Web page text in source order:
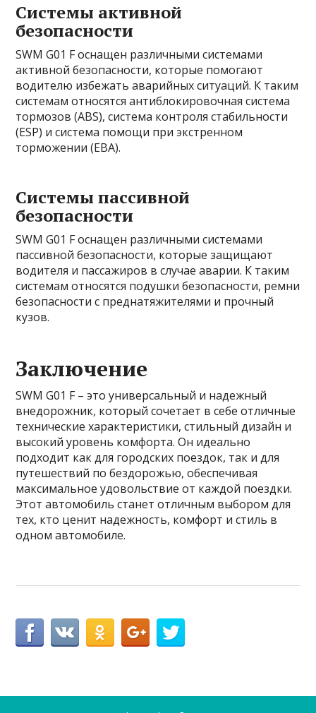
Системы активной
безопасности
SWM G01 F оснащен различными системами
активной безопасности, которые помогают
водителю избежать аварийных ситуаций. К таким
системам относятся антиблокировочная система
тормозов (ABS), система контроля стабильности
(ESP) и система помощи при экстренном
торможении (EBA).
Системы пассивной
безопасности
SWM G01 F оснащен различными системами
пассивной безопасности, которые защищают
водителя и пассажиров в случае аварии. К таким
системам относятся подушки безопасности, ремни
безопасности с преднатяжителями и прочный
кузов.
Заключение
SWM G01 F – это универсальный и надежный
внедорожник, который сочетает в себе отличные
технические характеристики, стильный дизайн и
высокий уровень комфорта. Он идеально
подходит как для городских поездок, так и для
путешествий по бездорожью, обеспечивая
максимальное удовольствие от каждой поездки.
Этот автомобиль станет отличным выбором для
тех, кто ценит надежность, комфорт и стиль в
одном автомобиле.